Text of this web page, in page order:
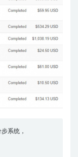
系统，